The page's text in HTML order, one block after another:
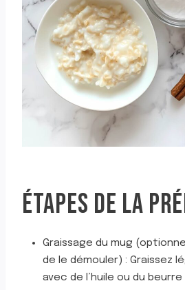
ÉTAPES DE LA
Graissage du mug
de le démouler) : Graissez
avec de l’huile ou du